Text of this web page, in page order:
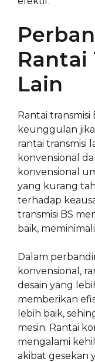
Rantai
Lain
Rantai transmisi
keunggulan
rantai transmisi
konvensional
konvensional
yang kurang
terhadap
transmisi BS
baik,
Dalam
konvensional,
desain yang
memberikan
lebih baik,
mesin. Rantai
mengalami
akibat gesekan